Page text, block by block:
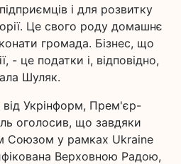
і для розвитку
Це свого роду домашнє
громада. Бізнес, що
- це податки і, відповідно,
Шуляк.
від Укрінформ, Прем'єр-
оголосив, що завдяки
Союзом у рамках Ukraine
Верховною Радою,